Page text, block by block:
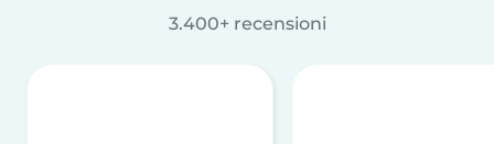
3.400+ recensioni